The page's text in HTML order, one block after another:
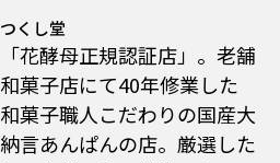
「花酵母正規認証店」。老舗
和菓子店にて40年修業した
和菓子職人こだわりの国産大
納言あんぱんの店。厳選した
つくし堂